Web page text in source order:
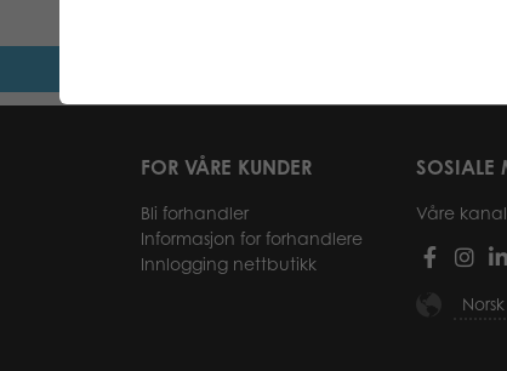
FOR VÅRE KUNDER
Bli forhandler
Informasjon for forhandlere
Innlogging nettbutikk
SOSIALE
Våre
Norsk